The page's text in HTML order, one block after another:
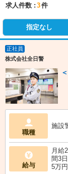
求人件数 : 3件
指定なし
正社員
株式会社全日警
職種
施設
給与
月給
間3
5万